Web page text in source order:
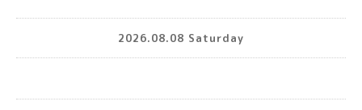
2026.08.08 Saturday